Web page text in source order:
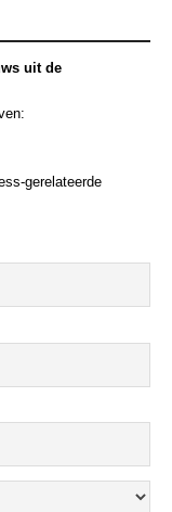
uit de
gerelateerde